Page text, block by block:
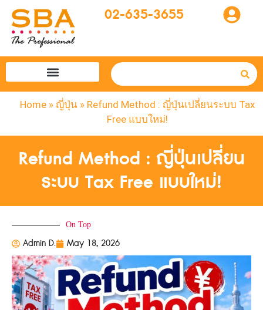
02-635-3655
Home » ญี่ปุ่น » Refund Method : ญี่ปุ่นเปลี่ยนระบบ Tax
Free แบบใหม่!
Refund Method : ญี่ปุ่นเปลี่ยน
ระบบ Tax Free แบบใหม่!
On Top
Admin D. May 18, 2026